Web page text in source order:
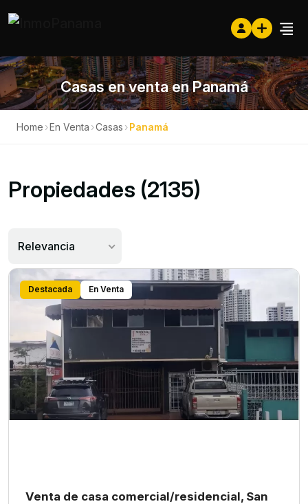
Casas en venta en Panamá
Home ›En Venta ›Casas ›Panamá
Propiedades (2135)
Relevancia
Destacada En Venta
Venta de casa comercial/residencial, San